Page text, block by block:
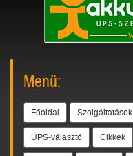
Menü:
Főoldal Szolgáltatások
UPS-választó Cikkek